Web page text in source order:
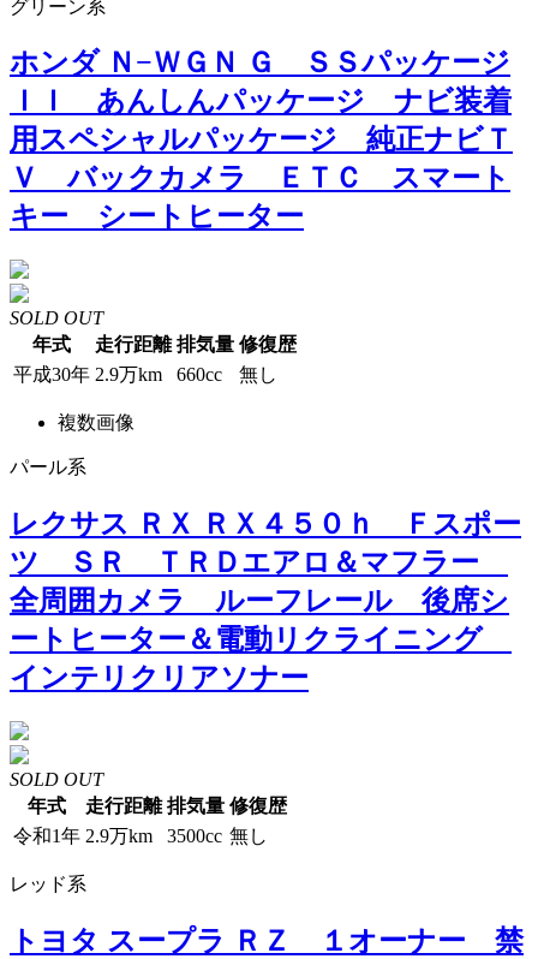
グリーン系
ホンダ Ｎ−ＷＧＮ Ｇ ＳＳパッケージ
ＩＩ あんしんパッケージ ナビ装着
用スペシャルパッケージ 純正ナビＴ
Ｖ バックカメラ ＥＴＣ スマート
キー シートヒーター
SOLD OUT
年式
走行距離 排気量 修復歴
平成30年 2.9万km 660cc 無し
複数画像
パール系
レクサス ＲＸ ＲＸ４５０ｈ Ｆスポー
ツ ＳＲ ＴＲＤエアロ＆マフラー
全周囲カメラ ルーフレール 後席シ
ートヒーター＆電動リクライニング
インテリクリアソナー
SOLD OUT
年式
走行距離 排気量 修復歴
令和1年 2.9万km 3500cc 無し
レッド系
トヨタ スープラ ＲＺ １オーナー 禁